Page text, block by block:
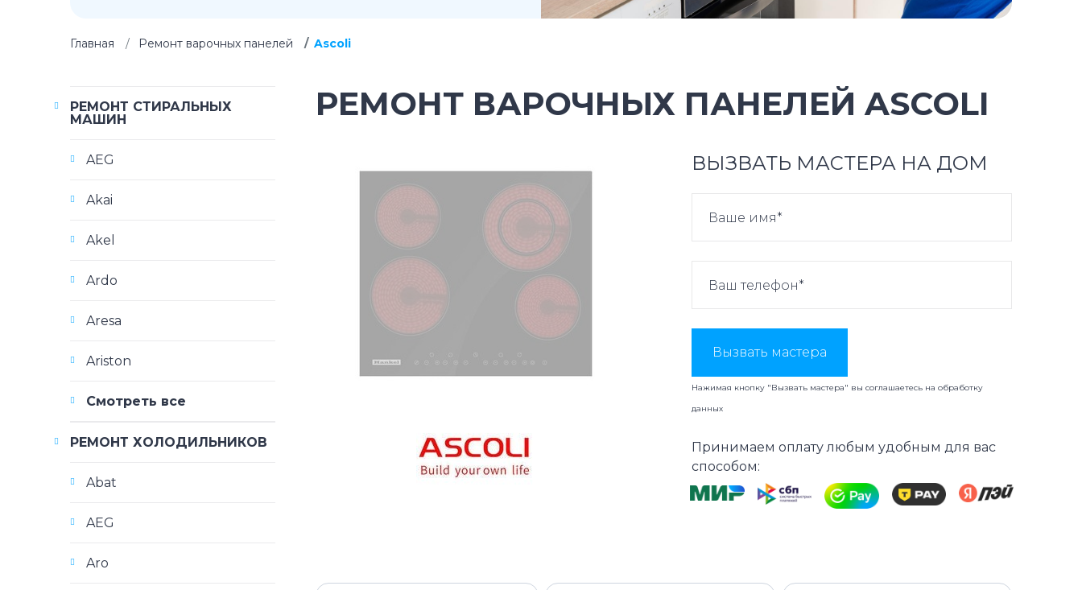
Главная Ремонт варочных панелей Ascoli
РЕМОНТ ВАРОЧНЫХ ПАНЕЛЕЙ ASCOLI
ВЫЗВАТЬ МАСТЕРА НА ДОМ
Вызвать мастера
Нажимая кнопку "Вызвать мастера" вы соглашаетесь наобработку
данных
Принимаем оплату любым удобным для вас
способом:
РЕМОНТ СТИРАЛЬНЫХ
МАШИН
AEG
Akai
Akel
Ardo
Aresa
Ariston
Смотреть все
РЕМОНТ ХОЛОДИЛЬНИКОВ
Abat
AEG
Aro